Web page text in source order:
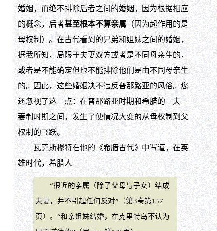
婚姻，而绝不排除后者之间的婚姻，因为根据相应
的概念，后者甚至根本不算亲属（因为起作用的是
母权制）。在古代看到的兄弟和姐妹之间的婚姻，
据我所知，局限于夫妻双方或者是不同母亲生的，
或者是不能确定但也不能排除他们是由不同母亲生
的。因此，这些婚姻决不违反普那路亚的风俗。您
还忽视了这一点：在普那路亚时期和希腊的一夫一
妻制时期之间，发生了使情况大变的从母权制到父
权制的飞跃。
瓦克斯穆特在他的《希腊古代》中写道，在英
雄时代，希腊人
“很近的亲属（除了父母与子女）结成
夫妻，并不引起任何反对”（第3卷第157
页）。“和亲姐妹结婚，在克里特岛不认为